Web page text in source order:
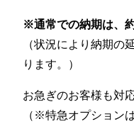
※通常での納期は、
（状況により納期の
ります。）
お急ぎのお客様も対
（※特急オプション